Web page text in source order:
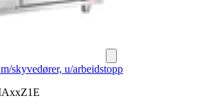
skyvedører, u/arbeidstopp